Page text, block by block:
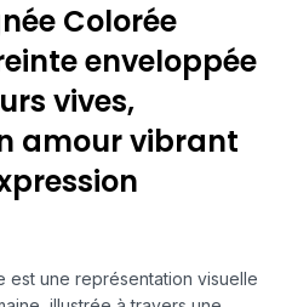
Colorée
enveloppée
vives,
amour vibrant
est une représentation visuelle